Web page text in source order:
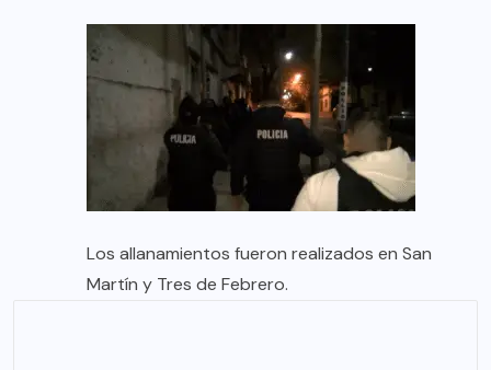
Los allanamientos fueron realizados en San
Martín y Tres de Febrero.